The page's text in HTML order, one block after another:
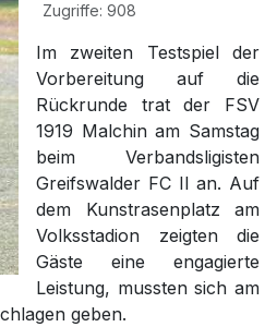
Zugriffe: 908
Im zweiten Testspiel der
Vorbereitung auf die
Rückrunde trat der FSV
1919 Malchin am Samstag
beim Verbandsligisten
Greifswalder FC II an. Auf
dem Kunstrasenplatz am
Volksstadion zeigten die
Gäste eine engagierte
Leistung, mussten sich am
geben.